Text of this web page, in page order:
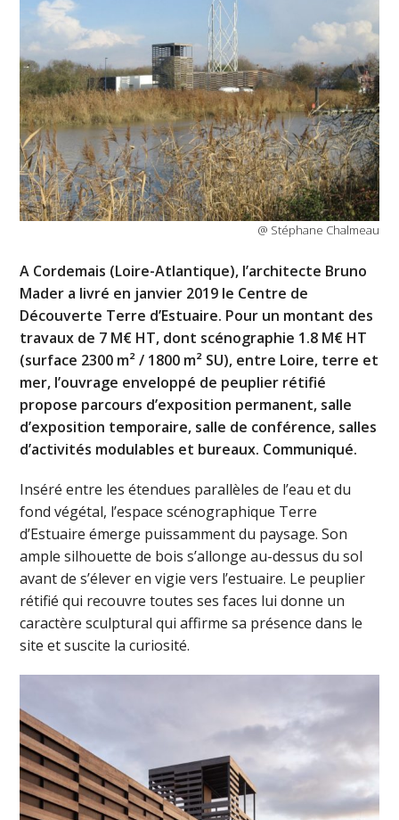
@ Stéphane Chalmeau
A Cordemais (Loire-Atlantique), l’architecte Bruno
Mader a livré en janvier 2019 le Centre de
Découverte Terre d’Estuaire. Pour un montant des
travaux de 7 M€ HT, dont scénographie 1.8 M€ HT
(surface 2300 m² / 1800 m² SU), entre Loire, terre et
mer, l’ouvrage enveloppé de peuplier rétifié
propose parcours d’exposition permanent, salle
d’exposition temporaire, salle de conférence, salles
d’activités modulables et bureaux. Communiqué.
Inséré entre les étendues parallèles de l’eau et du
fond végétal, l’espace scénographique Terre
d’Estuaire émerge puissamment du paysage. Son
ample silhouette de bois s’allonge au-dessus du sol
avant de s’élever en vigie vers l’estuaire. Le peuplier
rétifié qui recouvre toutes ses faces lui donne un
caractère sculptural qui affirme sa présence dans le
site et suscite la curiosité.